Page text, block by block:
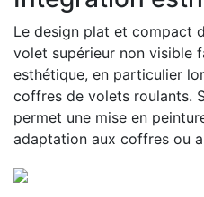
Le design plat et compact
volet supérieur non visible
esthétique, en particulier
coffres de volets roulants.
permet une mise en
adaptation aux coffres ou